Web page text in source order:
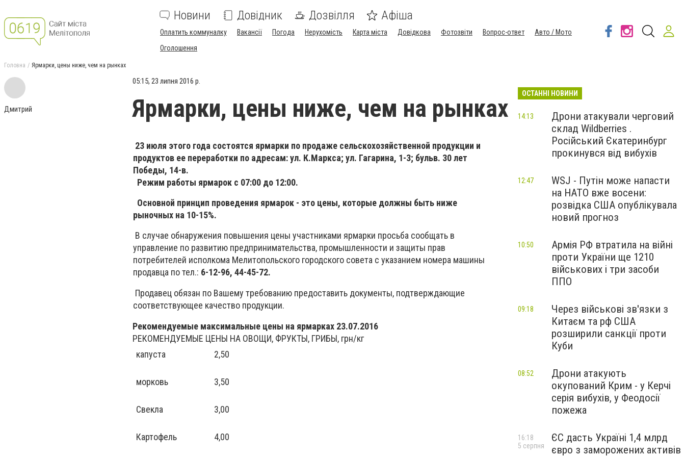
Новини Довідник Дозвілля Афіша
Оплатить коммуналку Вакансії Погода Нерухомість Карта міста Довідкова Фотозвіти Вопрос-ответ
Авто / Мото
Оголошення
Головна Ярмарки, цены ниже, чем на рынках
Дмитрий
05:15, 23 липня 2016 р.
Ярмарки, цены ниже, чем на рынках
23 июля этого года состоятся ярмарки по продаже сельскохозяйственной продукции и
продуктов ее переработки по адресам: ул. К.Маркса; ул. Гагарина, 1-3; бульв. 30 лет
Победы, 14-в.
Режим работы ярмарок с 07:00 до 12:00.
Основной принцип проведения ярмарок - это цены, которые должны быть ниже
рыночных на 10-15%.
В случае обнаружения повышения цены участниками ярмарки просьба сообщать в
управление по развитию предпринимательства, промышленности и защиты прав
потребителей исполкома Мелитопольского городского совета с указанием номера машины
продавца по тел.: 6-12-96, 44-45-72.
Продавец обязан по Вашему требованию предоставить документы, подтверждающие
соответствующее качество продукции.
Рекомендуемые максимальные цены на ярмарках 23.07.2016
РЕКОМЕНДУЕМЫЕ ЦЕНЫ НА ОВОЩИ, ФРУКТЫ, ГРИБЫ, грн/кг
капуста
2,50
морковь 3,50
Свекла 3,00
Картофель 4,00
ОСТАННІ НОВИНИ
Дрони атакували черговий
склад Wildberries .
Російський Єкатеринбург
прокинувся від вибухів
14:13
WSJ - Путін може напасти
на НАТО вже восени:
розвідка США опублікувала
новий прогноз
12:47
Армія РФ втратила на війні
проти України ще 1210
військових і три засоби
ППО
10:50
Через військові зв'язки з
Китаєм та рф США
розширили санкції проти
Куби
09:18
Дрони атакують
окупований Крим - у Керчі
серія вибухів, у Феодосії
пожежа
08:52
ЄС дасть Україні 1,4 млрд
євро з заморожених активів
16:18
5 серпня